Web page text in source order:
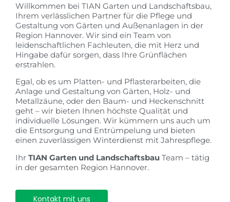
Willkommen bei TIAN Garten und Landschaftsbau,
Ihrem verlässlichen Partner für die Pflege und
Gestaltung von Gärten und Außenanlagen in der
Region Hannover. Wir sind ein Team von
leidenschaftlichen Fachleuten, die mit Herz und
Hingabe dafür sorgen, dass Ihre Grünflächen
erstrahlen.
Egal, ob es um Platten- und Pflasterarbeiten, die
Anlage und Gestaltung von Gärten, Holz- und
Metallzäune, oder den Baum- und Heckenschnitt
geht – wir bieten Ihnen höchste Qualität und
individuelle Lösungen. Wir kümmern uns auch um
die Entsorgung und Entrümpelung und bieten
einen zuverlässigen Winterdienst mit Jahrespflege.
Ihr TIAN Garten und Landschaftsbau Team – tätig
in der gesamten Region Hannover.
Kontakt mit uns